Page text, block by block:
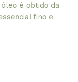
é obtido da
fino e